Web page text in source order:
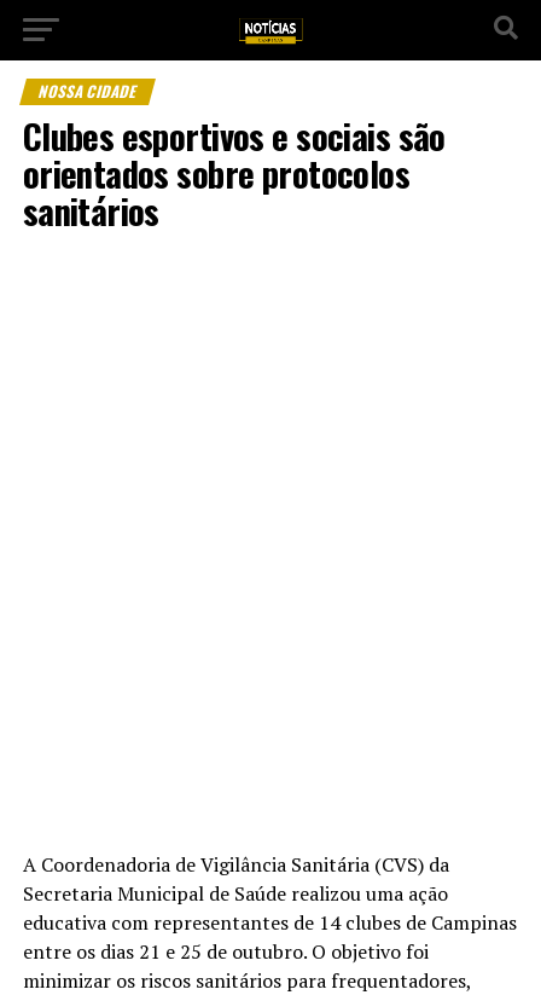
NOSSA CIDADE
Clubes esportivos e sociais são
orientados sobre protocolos
sanitários
A Coordenadoria de Vigilância Sanitária (CVS) da
Secretaria Municipal de Saúde realizou uma ação
educativa com representantes de 14 clubes de Campinas
entre os dias 21 e 25 de outubro. O objetivo foi
minimizar os riscos sanitários para frequentadores,